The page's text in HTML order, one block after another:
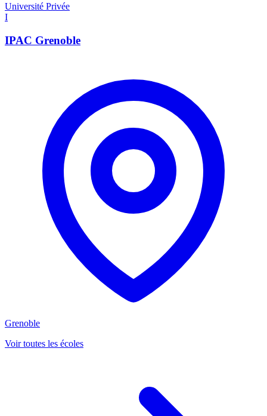
Université Privée
I
IPAC Grenoble
Grenoble
Voir toutes les écoles